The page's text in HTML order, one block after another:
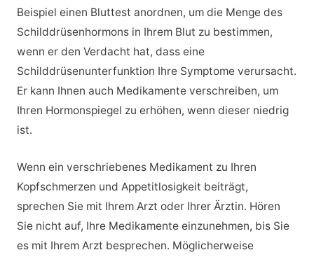
Beispiel einen Bluttest anordnen, um die Menge des
Schilddrüsenhormons in Ihrem Blut zu bestimmen,
wenn er den Verdacht hat, dass eine
Schilddrüsenunterfunktion Ihre Symptome verursacht.
Er kann Ihnen auch Medikamente verschreiben, um
Ihren Hormonspiegel zu erhöhen, wenn dieser niedrig
ist.
Wenn ein verschriebenes Medikament zu Ihren
Kopfschmerzen und Appetitlosigkeit beiträgt,
sprechen Sie mit Ihrem Arzt oder Ihrer Ärztin. Hören
Sie nicht auf, Ihre Medikamente einzunehmen, bis Sie
es mit Ihrem Arzt besprechen. Möglicherweise